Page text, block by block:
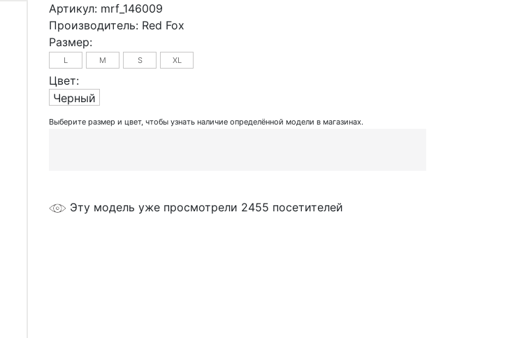
Артикул: mrf_146009
Производитель: Red Fox
Размер:
L M S XL
Цвет:
Черный
Выберите размер и цвет, чтобы узнать наличие определённой модели в магазинах.
Эту модель уже просмотрели 2455 посетителей